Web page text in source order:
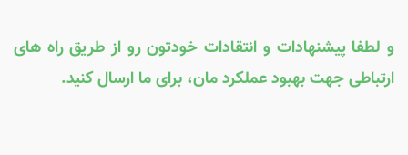
و لطفا پیشنهادات و انتقادات خودتون رو از طریق راه های
ارتباطی جهت بهبود عملکرد مان، برای ما ارسال کنید.